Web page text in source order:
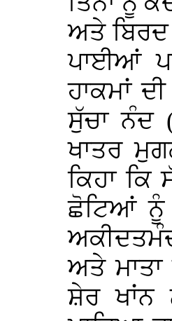
ਅਤੇ ਬਿਰਦ
ਪਾਈਆਂ
ਹਾਕਮਾਂ
ਸੁੱਚਾ ਨੰਦ
ਖਾਤਰ
ਕਿਹਾ
ਛੋਟਿਆਂ ਨੂੰ
ਅਤੇ
ਸ਼ੇਰ ਖਾਂਨ